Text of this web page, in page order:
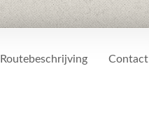
Routebeschrijving Contact